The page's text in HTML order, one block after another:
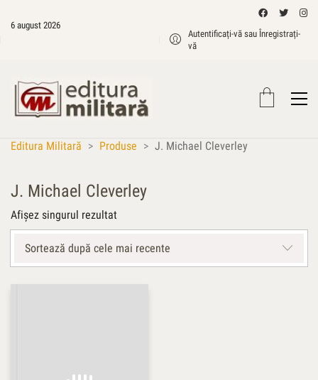
6 august 2026
Autentificați-vă sau Înregistrați-
vă
Editura Militară > Produse > J. Michael Cleverley
J. Michael Cleverley
Afișez singurul rezultat
Sortează după cele mai recente